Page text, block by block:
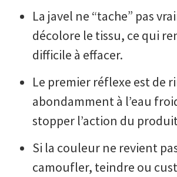
La javel ne “tache” pas
décolore le tissu, ce qui
difficile à effacer.
Le premier réflexe est de
abondamment à l’eau
stopper l’action du
Si la couleur ne revient
camoufler, teindre ou